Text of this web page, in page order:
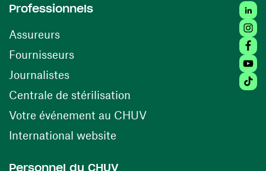
Professionnels
Assureurs
Fournisseurs(ouvre une nouvelle fenêtre)
Journalistes
Centrale de stérilisation (ouvre une nouvelle
Votre événement au CHUV(ouvre une nouvelle
International website
Personnel du CHUV